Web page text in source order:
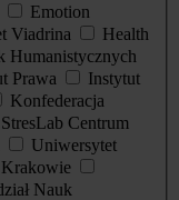
Emotion
Viadrina
Health
Humanistycznych
Prawa
Instytut
Konfederacja
StresLab Centrum
Uniwersytet
Nauk